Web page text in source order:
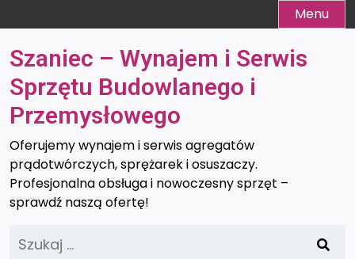
to
content
Menu
Szaniec – Wynajem i Serwis
Sprzętu Budowlanego i
Przemysłowego
Oferujemy wynajem i serwis agregatów
prądotwórczych, sprężarek i osuszaczy.
Profesjonalna obsługa i nowoczesny sprzęt –
sprawdź naszą ofertę!